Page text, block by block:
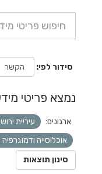
סידור לפי
נמצא פריטי
ארגונים: עיריית
אוכלוסייה ודמוגרפיה
סינון תוצאות